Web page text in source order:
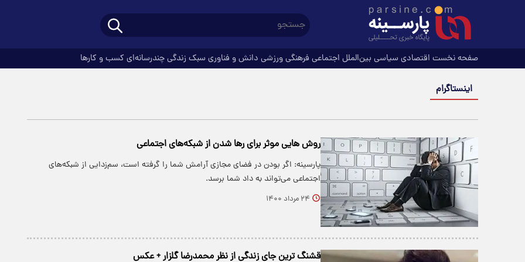
صفحه نخست اقتصادی سیاسی بین‌الملل اجتماعی فرهنگیورزشی دانش و فناوری سبک زندگیچندرسانه‌ای کسب و کارها
اینستاگرام
روش هایی موثر برای رها شدن از شبکه‌های اجتماعی
پارسینه: اگر بودن در فضای مجازی آرامش شما را گرفته است، سم‌زدایی از شبکه‌های
اجتماعی می‌تواند به داد شما برسد.
۲۴ مرداد ۱۴۰۰
قشنگ ترین جای زندگی از نظر محمدرضا گلزار + عکس